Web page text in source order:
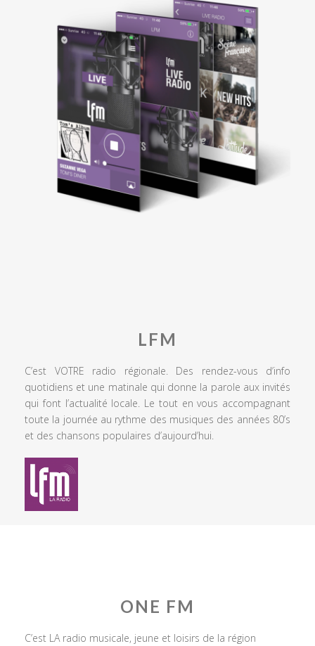
LFM
C’est VOTRE radio régionale. Des rendez-vous d’info
quotidiens et une matinale qui donne la parole aux invités
qui font l’actualité locale. Le tout en vous accompagnant
toute la journée au rythme des musiques des années 80’s
et des chansons populaires d’aujourd’hui.
ONE FM
C’est LA radio musicale, jeune et loisirs de la région